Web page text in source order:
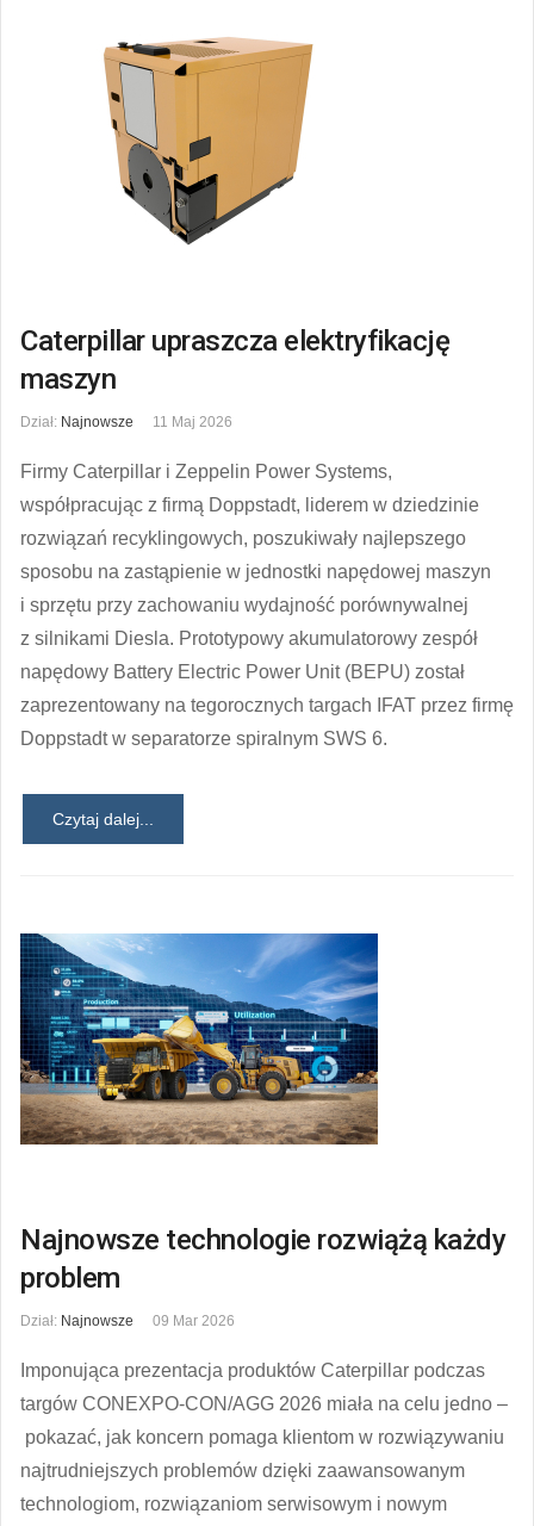
Caterpillar upraszcza elektryfikację
maszyn
Dział: Najnowsze 11 Maj 2026
Firmy Caterpillar i Zeppelin Power Systems,
współpracując z firmą Doppstadt, liderem w dziedzinie
rozwiązań recyklingowych, poszukiwały najlepszego
sposobu na zastąpienie w jednostki napędowej maszyn
i sprzętu przy zachowaniu wydajność porównywalnej
z silnikami Diesla. Prototypowy akumulatorowy zespół
napędowy Battery Electric Power Unit (BEPU) został
zaprezentowany na tegorocznych targach IFAT przez firmę
Doppstadt w separatorze spiralnym SWS 6.
Czytaj dalej...
Najnowsze technologie rozwiążą każdy
problem
Dział: Najnowsze 09 Mar 2026
Imponująca prezentacja produktów Caterpillar podczas
targów CONEXPO-CON/AGG 2026 miała na celu jedno –
pokazać, jak koncern pomaga klientom w rozwiązywaniu
najtrudniejszych problemów dzięki zaawansowanym
technologiom, rozwiązaniom serwisowym i nowym